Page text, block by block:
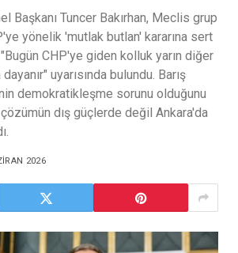
Başkanı Tuncer Bakırhan, Meclis grup
yönelik 'mutlak butlan' kararına sert
CHP'ye giden kolluk yarın diğer
uyarısında bulundu. Barış
demokratikleşme sorunu olduğunu
dış güçlerde değil Ankara'da
2026